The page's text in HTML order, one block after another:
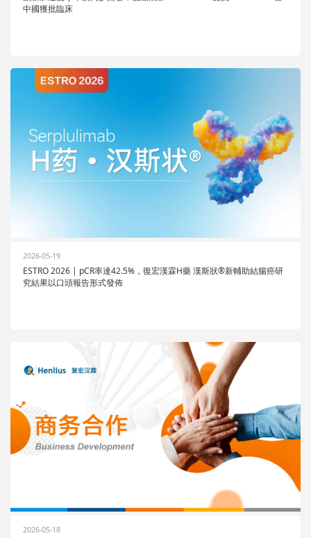
中國獲批臨床
2026-05-19
ESTRO 2026 | pCR率達42.5%，復宏漢霖H藥 漢斯狀®新輔助結腸癌研
究結果以口頭報告形式發佈
2026-05-18